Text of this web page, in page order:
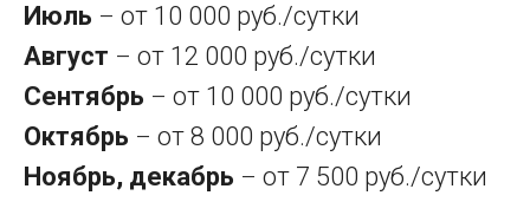
Июль – от 10 000 руб./сутки
Август – от 12 000 руб./сутки
Сентябрь – от 10 000 руб./сутки
Октябрь – от 8 000 руб./сутки
Ноябрь, декабрь – от 7 500 руб./сутки